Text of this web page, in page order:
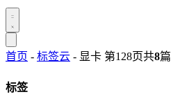
首页 - 标签云 - 显卡 第128页共8篇
标签